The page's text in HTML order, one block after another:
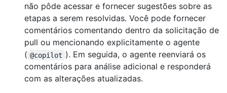
não pôde acessar e fornecer sugestões sobre as
etapas a serem resolvidas. Você pode fornecer
comentários comentando dentro da solicitação de
pull ou mencionando explicitamente o agente
( @copilot ). Em seguida, o agente reenviará os
comentários para análise adicional e responderá
com as alterações atualizadas.